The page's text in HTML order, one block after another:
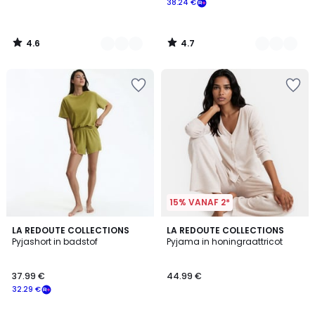
4.6
/
38.24 €
4.7
/
LA REDOUTE COLLECTIONS
Pyjashort in badstof
32.29 €
37.99 €
1
/
3
Kleuren
15% VANAF 2*
LA REDOUTE COLLECTIONS
Pyjama in honingraattricot
44.99 €
3.2
/ 5
2
Kleuren